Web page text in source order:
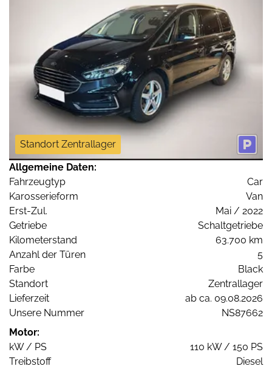
Standort Zentrallager
Allgemeine Daten:
Fahrzeugtyp
Car
Karosserieform
Van
Erst-Zul.
Mai / 2022
Getriebe
Schaltgetriebe
Kilometerstand
63.700 km
Anzahl der Türen
5
Farbe
Black
Standort
Zentrallager
Lieferzeit
ab ca. 09.08.2026
Unsere Nummer
NS87662
Motor:
kW / PS
110 kW / 150 PS
Treibstoff
Diesel